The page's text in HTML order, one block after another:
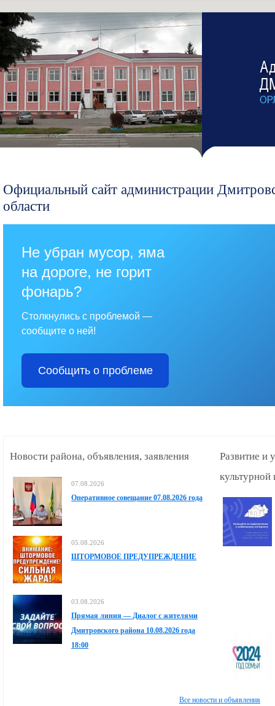
Официальный сайт администрации
области
Не убран мусор, яма
на дороге, не горит
фонарь?
Столкнулись с проблемой —
сообщите о ней!
Сообщить о проблеме
Новости района, объявления, заявления
07.08.2026
Оперативное совещание 07.08.2026 года
05.08.2026
ШТОРМОВОЕ ПРЕДУПРЕЖДЕНИЕ
03.08.2026
Прямая линия — Диалог с жителями
Дмитровского района 10.08.2026 года
18:00
Развитие и
культурной
Все новости и объявления